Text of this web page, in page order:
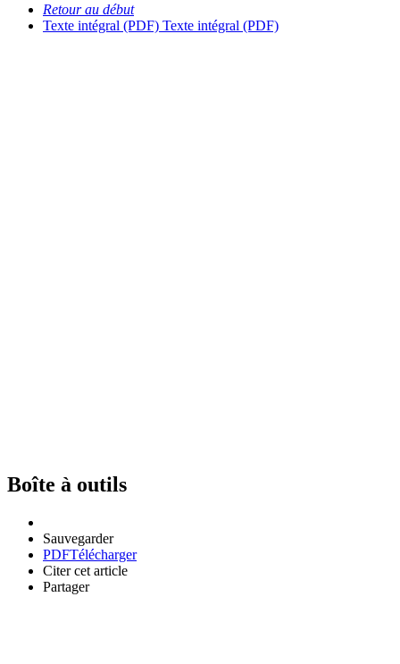
Retour au début
Texte intégral (PDF) Texte intégral (PDF)
Boîte à outils
Sauvegarder
PDFTélécharger
Citer cet article
Partager